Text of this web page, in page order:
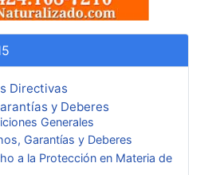
Directivas
y Deberes
Generales
Garantías y Deberes
a la Protección en Materia de